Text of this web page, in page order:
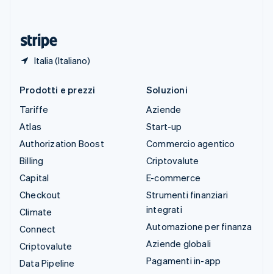
Italia (Italiano)
Prodotti e prezzi
Tariffe
Atlas
Authorization Boost
Billing
Capital
Checkout
Climate
Connect
Criptovalute
Data Pipeline
Soluzioni
Aziende
Start-up
Commercio agentico
Criptovalute
E-commerce
Strumenti finanziari
integrati
Automazione per finanza
Aziende globali
Pagamenti in-app